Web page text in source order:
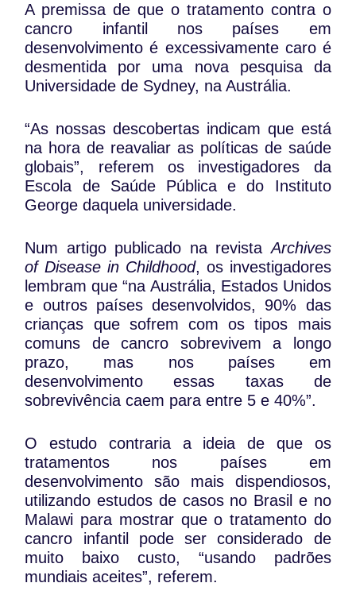
A premissa de que o tratamento contra o
cancro infantil nos países em
desenvolvimento é excessivamente caro é
desmentida por uma nova pesquisa da
Universidade de Sydney, na Austrália.
“As nossas descobertas indicam que está
na hora de reavaliar as políticas de saúde
globais”, referem os investigadores da
Escola de Saúde Pública e do Instituto
George daquela universidade.
Num artigo publicado na revistaArchives
of Disease in Childhood, os investigadores
lembram que “na Austrália, Estados Unidos
e outros países desenvolvidos, 90% das
crianças que sofrem com os tipos mais
comuns de cancro sobrevivem a longo
prazo, mas nos países em
desenvolvimento essas taxas de
sobrevivência caem para entre 5 e 40%”.
O estudo contraria a ideia de que os
tratamentos nos países em
desenvolvimento são mais dispendiosos,
utilizando estudos de casos no Brasil e no
Malawi para mostrar que o tratamento do
cancro infantil pode ser considerado de
muito baixo custo, “usando padrões
mundiais aceites”, referem.